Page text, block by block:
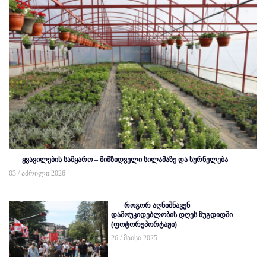
ყვავილების სამყარო – მიმზიდველი სილამაზე და სურნელება
03 / აპრილი 2026
როგორ აღნიშნავენ
დამოუკიდებლობის დღეს ზუგდიდში
(ფოტორეპორტაჟი)
26 / მაისი 2025